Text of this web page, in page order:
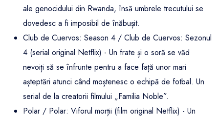
ale genocidului din Rwanda, însă umbrele trecutului se
dovedesc a fi imposibil de înăbușit.
Club de Cuervos: Season 4 / Club de Cuervos: Sezonul
4 (serial original Netflix) - Un frate și o soră se văd
nevoiți să se înfrunte pentru a face față unor mari
așteptări atunci când moștenesc o echipă de fotbal. Un
serial de la creatorii filmului „Familia Noble”.
Polar / Polar: Viforul morții (film original Netflix) - Un